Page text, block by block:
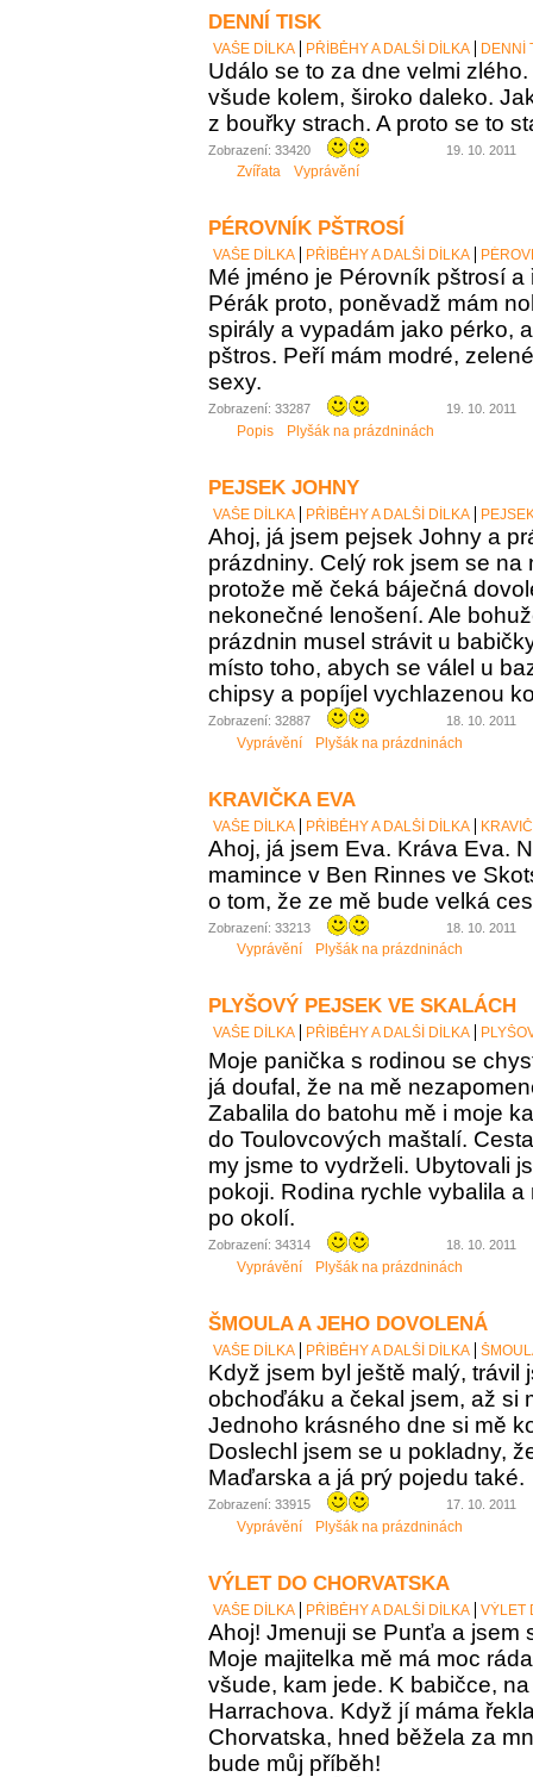
DENNÍ TISK
VAŠE DÍLKA PŘÍBĚHY A DALŠÍ DÍLKA DENNÍ
Událo se to za dne velmi
všude kolem, široko daleko.
z bouřky strach. A proto se to
Zobrazení: 33420 19. 10. 2011
Zvířata Vyprávění
PÉROVNÍK PŠTROSÍ
VAŠE DÍLKA PŘÍBĚHY A DALŠÍ DÍLKA
Mé jméno je Pérovník pštrosí a
Pérák proto, poněvadž mám
spirály a vypadám jako pérko,
pštros. Peří mám modré,
sexy.
Zobrazení: 33287 19. 10. 2011
Popis Plyšák na prázdninách
PEJSEK JOHNY
VAŠE DÍLKA PŘÍBĚHY A DALŠÍ DÍLKA
Ahoj, já jsem pejsek Johny a
prázdniny. Celý rok jsem se na
protože mě čeká báječná
nekonečné lenošení. Ale
prázdnin musel strávit u
místo toho, abych se válel u
chipsy a popíjel vychlazenou
Zobrazení: 32887 18. 10. 2011
Vyprávění Plyšák na prázdninách
KRAVIČKA EVA
VAŠE DÍLKA PŘÍBĚHY A DALŠÍ DÍLKA
Ahoj, já jsem Eva. Kráva Eva.
mamince v Ben Rinnes ve
o tom, že ze mě bude velká
Zobrazení: 33213 18. 10. 2011
Vyprávění Plyšák na prázdninách
PLYŠOVÝ PEJSEK VE SKALÁCH
VAŠE DÍLKA PŘÍBĚHY A DALŠÍ DÍLKA
Moje panička s rodinou se
já doufal, že na mě
Zabalila do batohu mě i moje
do Toulovcových maštalí.
my jsme to vydrželi. Ubytovali
pokoji. Rodina rychle vybalila
po okolí.
Zobrazení: 34314 18. 10. 2011
Vyprávění Plyšák na prázdninách
ŠMOULA A JEHO DOVOLENÁ
VAŠE DÍLKA PŘÍBĚHY A DALŠÍ DÍLKA
Když jsem byl ještě malý, trávil
obchoďáku a čekal jsem, až si
Jednoho krásného dne si mě
Doslechl jsem se u pokladny,
Maďarska a já prý pojedu také.
Zobrazení: 33915 17. 10. 2011
Vyprávění Plyšák na prázdninách
VÝLET DO CHORVATSKA
VAŠE DÍLKA PŘÍBĚHY A DALŠÍ DÍLKA VÝLET
Ahoj! Jmenuji se Punťa a jsem
Moje majitelka mě má moc
všude, kam jede. K babičce,
Harrachova. Když jí máma
Chorvatska, hned běžela za
bude můj příběh!